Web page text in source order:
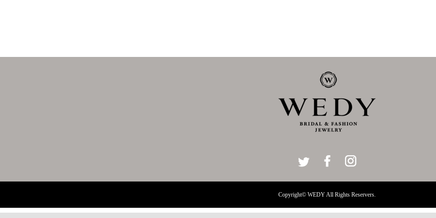
Copyright© WEDY All Rights Reservers.